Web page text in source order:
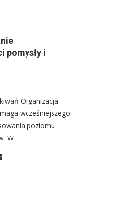
pomysły i
Organizacja
wcześniejszego
poziomu
W …